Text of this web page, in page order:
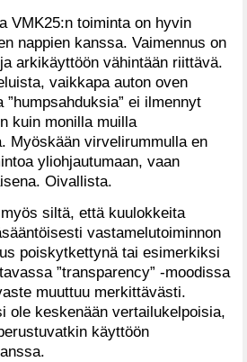
VMK25:n toiminta on hyvin
nappien kanssa. Vaimennus on
arkikäyttöön vähintään riittävä.
vaikkapa auton oven
ei ilmennyt
kuin monilla muilla
Myöskään virvelirummulla en
yliohjautumaan, vaan
Oivallista.
siltä, että kuulokkeita
vastamelutoiminnon
poiskytkettynä tai esimerkiksi
”transparency” -moodissa
muuttuu merkittävästi.
ole keskenään vertailukelpoisia,
käyttöön